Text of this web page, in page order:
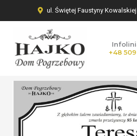
ul. Świętej Faustyny
+48 509